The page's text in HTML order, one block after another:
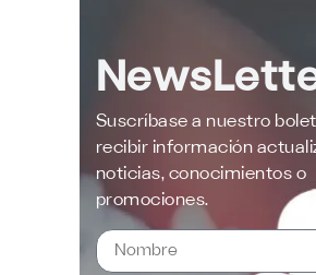
Suscríbase a nuestro
recibir información
noticias, conocimientos o
promociones.